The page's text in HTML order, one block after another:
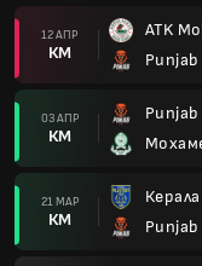
12 АПР
КМ
ATK
Punjab
03 АПР
КМ
Punjab
21 МАР
КМ
Punjab